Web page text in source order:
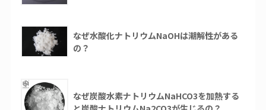
なぜ水酸化ナトリウムNaOHは潮解性がある
の？
なぜ炭酸水素ナトリウムNaHCO3を加熱する